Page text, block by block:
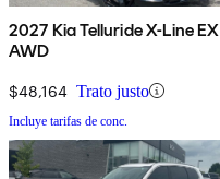
2027 Kia Telluride X-Line EX
AWD
$48,164 Trato justo
Incluye tarifas de conc.